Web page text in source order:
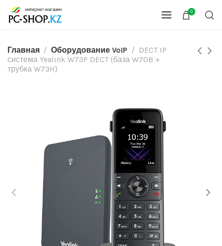
0
Главная Оборудование VoIP
DECT IP
система Yealink W73P DECT (база W70B +
трубка W73H)